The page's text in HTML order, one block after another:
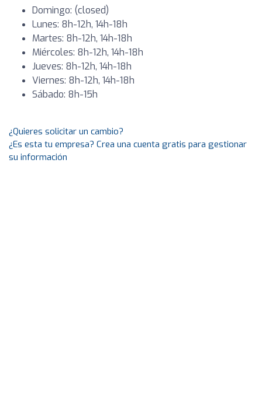
Domingo: (closed)
Lunes: 8h-12h, 14h-18h
Martes: 8h-12h, 14h-18h
Miércoles: 8h-12h, 14h-18h
Jueves: 8h-12h, 14h-18h
Viernes: 8h-12h, 14h-18h
Sábado: 8h-15h
¿Quieres solicitar un cambio?
¿Es esta tu empresa? Crea una cuenta gratis para gestionar
su información